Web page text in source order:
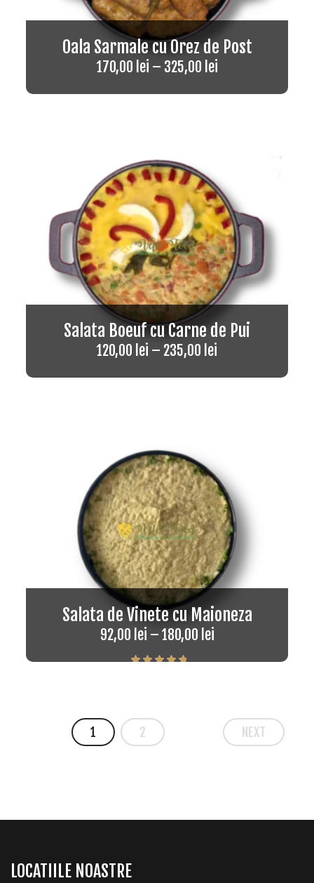
Oala Sarmale cu Orez de Post
170,00 lei – 325,00 lei
Salata Boeuf cu Carne de Pui
120,00 lei – 235,00 lei
Salata de Vinete cu Maioneza
92,00 lei – 180,00 lei
1 2 NEXT
LOCATIILE NOASTRE